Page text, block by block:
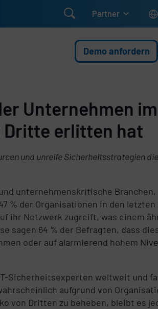
 Partner
Demo anfordern
Unternehmen im
Dritte erlitten hat
und unreife Sicherheitsstrategien
unternehmenskritische Branchen,
% der Organisationen in den letzten
ihr Netzwerk zugreift, was einem
sagen 64 % der Befragten, dass
oder auf alarmierend hohem
Sicherheitsexperten weltweit und
aufgrund von
von Dritten zu beheben, bleibt es